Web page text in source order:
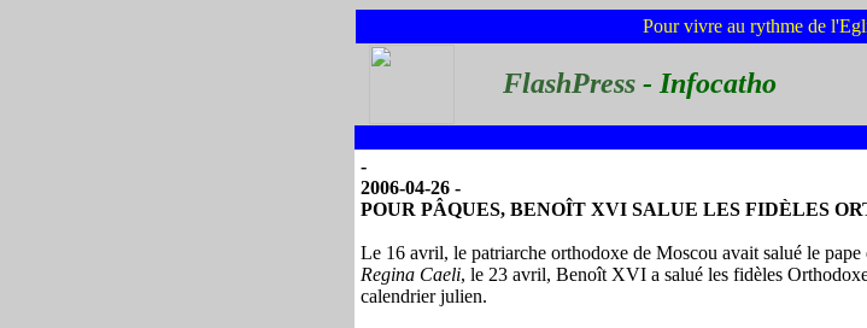
Pour vivre au rythme de
FlashPress- Infocatho
-
2006-04-26 -
POUR PÂQUES, BENOÎT XVI SALUE LES FIDÈLES
Le 16 avril, le patriarche orthodoxe de Moscou avait salué le
Regina Caeli, le 23 avril, Benoît XVI a salué les fidèles
calendrier julien.